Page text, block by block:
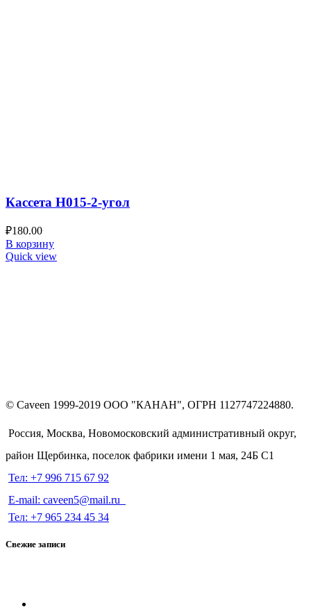
Кассета Н015-2-угол
₽180.00
В корзину
Quick view
© Caveen 1999-2019 ООО "КАНАН", ОГРН 1127747224880.
Россия, Москва, Новомосковский административный округ,
район Щербинка, поселок фабрики имени 1 мая, 24Б С1
Тел: +7 996 715 67 92
E-mail: caveen5@mail.ru
Тел: +7 965 234 45 34
Свежие записи